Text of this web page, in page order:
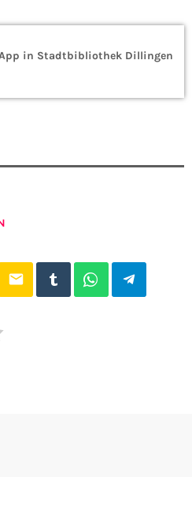
in Stadtbibliothek Dillingen
email